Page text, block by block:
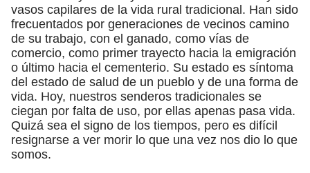
vasos capilares de la vida rural tradicional. Han sido
frecuentados por generaciones de vecinos camino
de su trabajo, con el ganado, como vías de
comercio, como primer trayecto hacia la emigración
o último hacia el cementerio. Su estado es síntoma
del estado de salud de un pueblo y de una forma de
vida. Hoy, nuestros senderos tradicionales se
ciegan por falta de uso, por ellas apenas pasa vida.
Quizá sea el signo de los tiempos, pero es difícil
resignarse a ver morir lo que una vez nos dio lo que
somos.